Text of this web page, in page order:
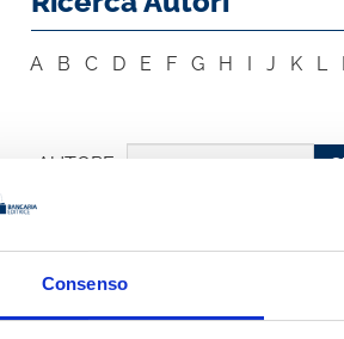
Consenso
A B C D E F G H I J K L
AUTORE
Michel Holemans